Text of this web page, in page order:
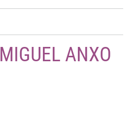
MIGUEL ANXO